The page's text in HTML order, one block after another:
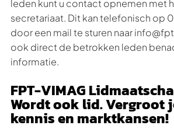
leden kunt u contact opnemen met
secretariaat. Dit kan telefonisch op
door een mail te sturen naar
ook direct de betrokken leden
informatie.
FPT-VIMAG
Wordt ook lid. Vergroot
kennis en marktkansen!